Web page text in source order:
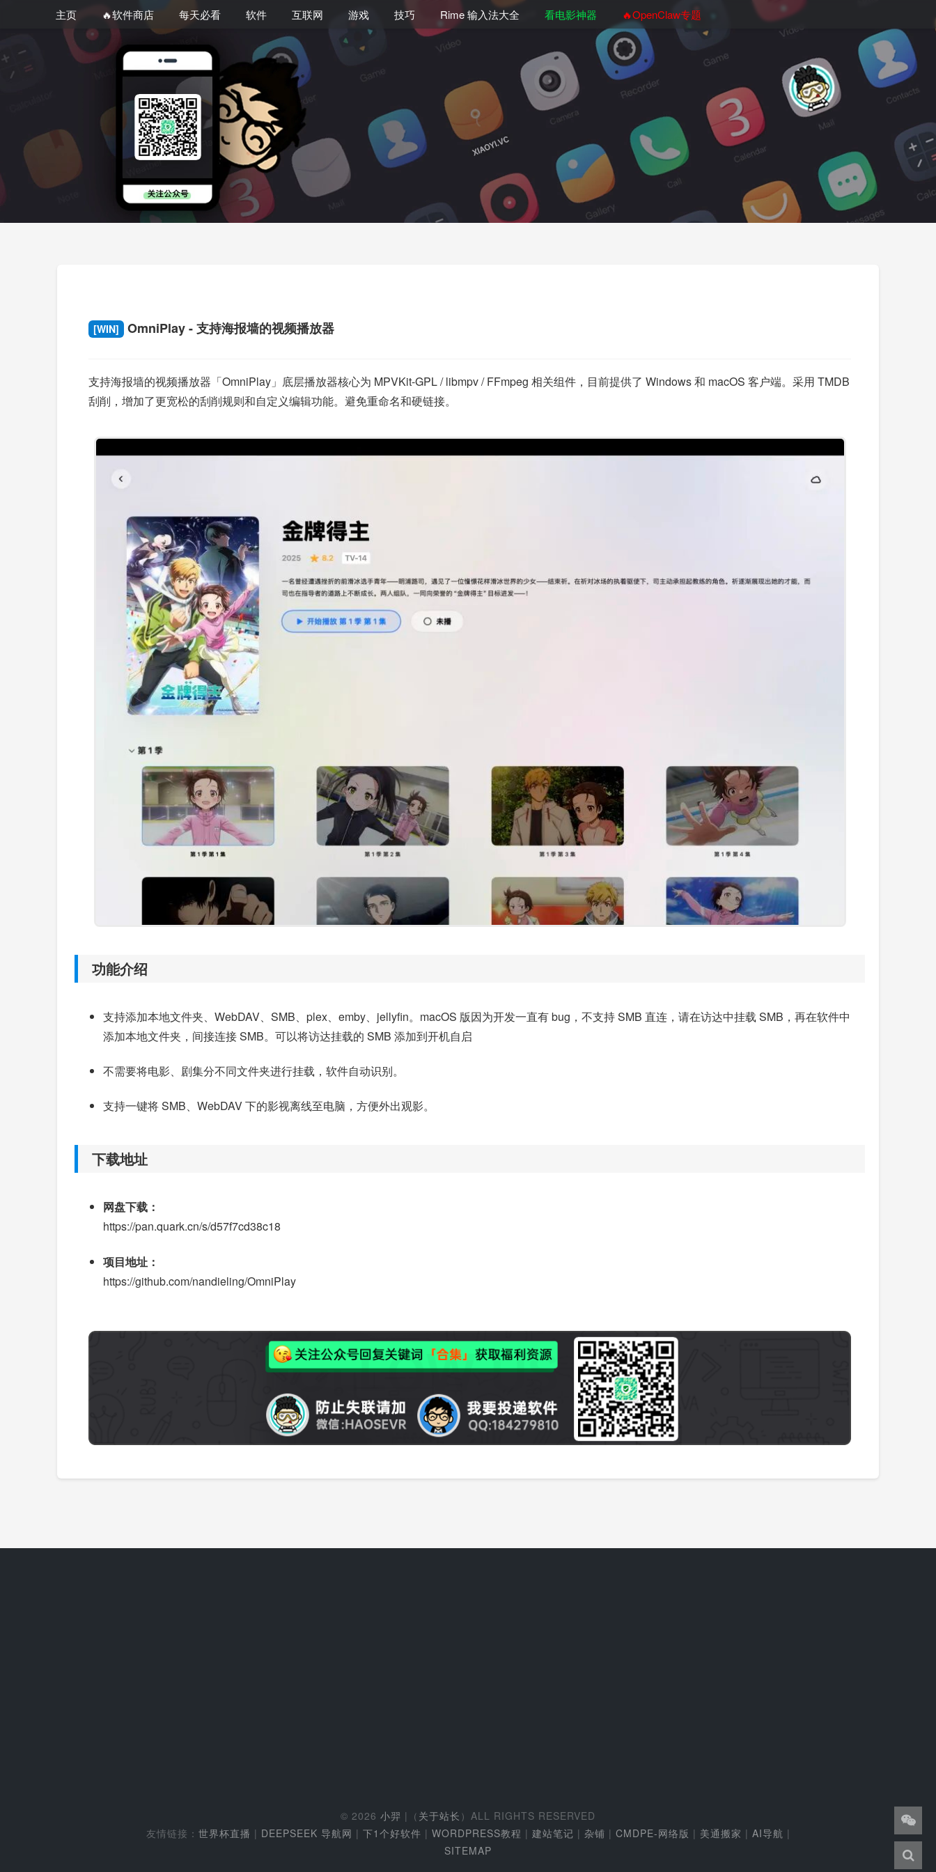
主页 🔥软件商店 每天必看 软件 互联网 游戏 技巧 Rime 输入法大全 看电影神器 🔥OpenClaw专题
[WIN] OmniPlay - 支持海报墙的视频播放器
支持海报墙的视频播放器「OmniPlay」底层播放器核心为 MPVKit-GPL / libmpv / FFmpeg 相关组件，目前提供了 Windows 和 macOS 客户端。采用 TMDB
刮削，增加了更宽松的刮削规则和自定义编辑功能。避免重命名和硬链接。
功能介绍
支持添加本地文件夹、WebDAV、SMB、plex、emby、jellyfin。macOS 版因为开发一直有 bug，不支持 SMB 直连，请在访达中挂载 SMB，再在软件中
添加本地文件夹，间接连接 SMB。可以将访达挂载的 SMB 添加到开机自启
不需要将电影、剧集分不同文件夹进行挂载，软件自动识别。
支持一键将 SMB、WebDAV 下的影视离线至电脑，方便外出观影。
下载地址
网盘下载：
https://pan.quark.cn/s/d57f7cd38c18
项目地址：
https://github.com/nandieling/OmniPlay
© 2026 小羿 |（ 关于站长 ）ALL RIGHTS RESERVED
友情链接： 世界杯直播 | DEEPSEEK 导航网 | 下1个好软件 | WORDPRESS教程 | 建站笔记 | 杂铺 | CMDPE-网络版 | 美通搬家 | AI导航 |
SITEMAP